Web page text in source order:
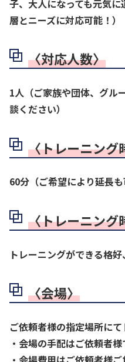
子、大人になっても元気
層とニーズに対応可能！）
〈対応人数〉
1人（ご家族や団体、グル
談ください）
〈トレーニング
60分（ご希望により延長
〈トレーニング
トレーニングができる格
〈会場〉
ご依頼者様の指定場所に
・会場の手配はご依頼者